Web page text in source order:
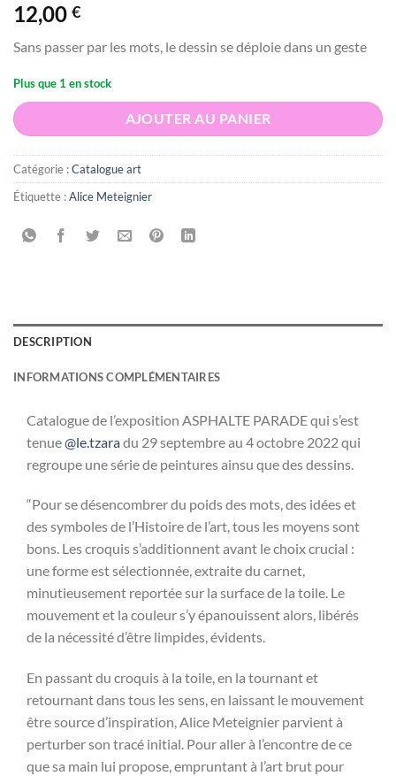
12,00 €
Sans passer par les mots, le dessin se déploie dans un geste
Plus que 1 en stock
AJOUTER AU PANIER
Catégorie :Catalogue art
Étiquette :Alice Meteignier
DESCRIPTION
INFORMATIONS COMPLÉMENTAIRES
Catalogue de l’exposition ASPHALTE PARADE qui s’est
tenue@le.tzaradu 29 septembre au 4 octobre 2022 qui
regroupe une série de peintures ainsu que des dessins.
“Pour se désencombrer du poids des mots, des idées et
des symboles de l’Histoire de l’art, tous les moyens sont
bons. Les croquis s’additionnent avant le choix crucial :
une forme est sélectionnée, extraite du carnet,
minutieusement reportée sur la surface de la toile. Le
mouvement et la couleur s’y épanouissent alors, libérés
de la nécessité d’être limpides, évidents.
En passant du croquis à la toile, en la tournant et
retournant dans tous les sens, en laissant le mouvement
être source d’inspiration, Alice Meteignier parvient à
perturber son tracé initial. Pour aller à l’encontre de ce
que sa main lui propose, empruntant à l’art brut pour